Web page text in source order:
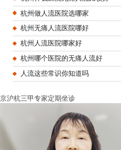
杭州做人流医院选哪家
杭州无痛人流医院哪好
杭州人流医院哪家好
杭州哪个医院的无痛人流好
人流这些常识你知道吗
京沪杭三甲专家定期坐诊